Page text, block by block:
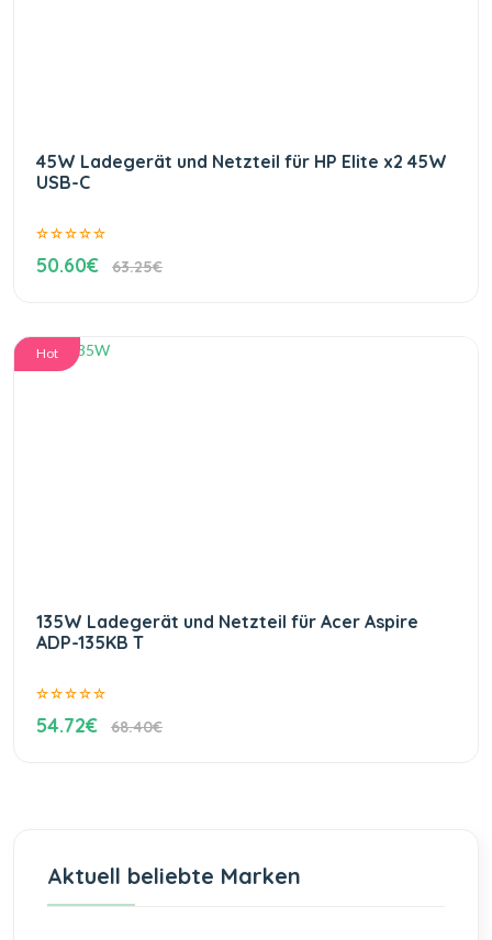
45W Ladegerät und Netzteil für HP Elite x2 45W
USB-C
50.60€ 63.25€
Hot
135W Ladegerät und Netzteil für Acer Aspire
ADP-135KB T
54.72€ 68.40€
Aktuell beliebte Marken